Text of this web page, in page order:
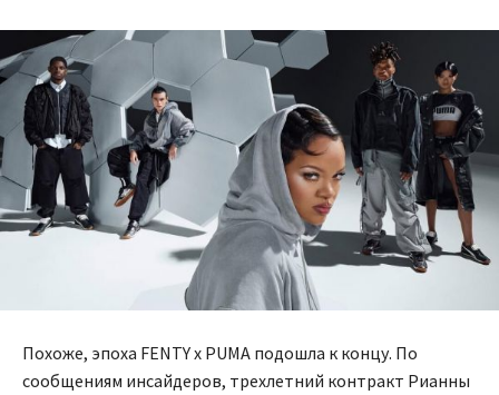
Похоже, эпоха FENTY x PUMA подошла к концу. По
сообщениям инсайдеров, трехлетний контракт Рианны